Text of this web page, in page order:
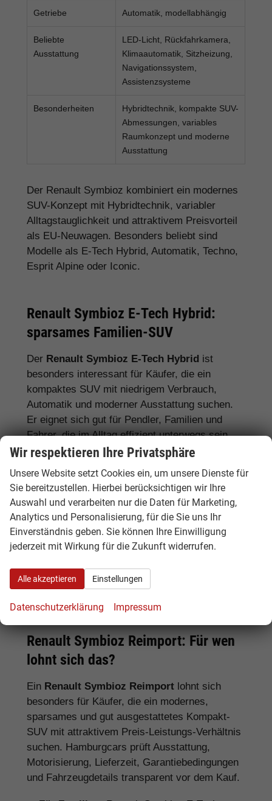
Getriebe Automatik, modellabhängig
Beliebte
Ausstattung
LED-Licht, Rückfahrkamera,
Klimaautomatik, Sitzheizung,
Navigationssystem,
Assistenzsysteme
Besonderheiten
Hybridtechnik, kompakte SUV-
Abmessungen, variables
Raumkonzept und moderne
Ausstattung
Der Renault Symbioz kombiniert ein modernes
SUV-Konzept mit Hybridtechnik, variabler
Alltagstauglichkeit und attraktivem Preisvorteil
als EU-Neuwagen. Besonders beliebt sind
Modelle als E-Tech Hybrid, Automatik, Techno,
Esprit Alpine oder Iconic.
Renault Symbioz E-Tech Hybrid:
sparsames Familien-SUV
Der Renault Symbioz E-Tech Hybrid ist
besonders interessant für Käufer, die ein
kompaktes SUV mit niedrigem Verbrauch,
Automatik und moderner Ausstattung suchen.
Er eignet sich gut für Pendler, Familien und
Fahrer, die im Alltag effizient unterwegs sein
möchten.
Tipp:
Beim Renault Symbioz lohnt sich der
Vergleich zwischen Techno, Esprit Alpine,
Iconic, Tageszulassung und EU-Neuwagen.
Je nach Ausstattung, Lieferzeit und
bessere Wahl sein.
Renault Symbioz Reimport: Für wen
lohnt sich das?
Ein Renault Symbioz Reimport lohnt sich
besonders für Käufer, die ein modernes,
sparsames und gut ausgestattetes Kompakt-
SUV mit attraktivem Preis-Leistungs-Verhältnis
suchen. Hamburgcars prüft Ausstattung,
Motorisierung, Lieferzeit, Garantiebedingungen
und Fahrzeugdetails transparent vor dem Kauf.
Wir respektieren Ihre Privatsphäre
Unsere Website setzt Cookies ein, um unsere Dienste für
Sie bereitzustellen. Hierbei berücksichtigen wir Ihre
Auswahl und verarbeiten nur die Daten für Marketing,
Analytics und Personalisierung, für die Sie uns Ihr
Einverständnis geben. Sie können Ihre Einwilligung
jederzeit mit Wirkung für die Zukunft widerrufen.
Alle akzeptieren Einstellungen
Datenschutzerklärung Impressum